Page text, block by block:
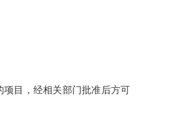
目，经相关部门批准后方可